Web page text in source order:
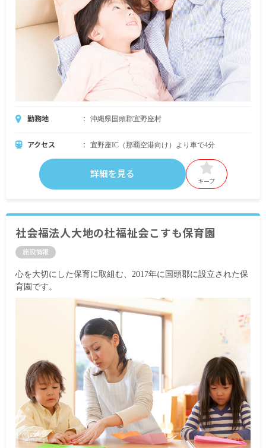
勤務地 沖縄県国頭郡宜野座村
アクセス 宜野座IC（那覇空港向け）より車で4分
詳細を見る
キープ
社会福法人大地の杜福祉会こすも保育園
施設情報
心を大切にした保育に取組む、2017年に国頭郡に設立された保
育園です。